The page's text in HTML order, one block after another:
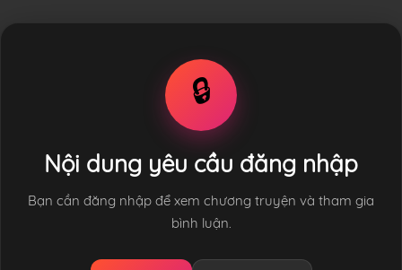
🔒
Nội dung yêu cầu đăng nhập
Bạn cần đăng nhập để xem chương truyện và tham gia
bình luận.